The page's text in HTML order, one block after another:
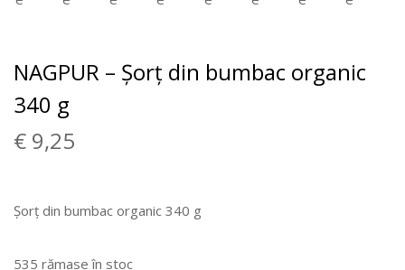
NAGPUR – Șorț din bumbac organic
340 g
€ 9,25
Șorț din bumbac organic 340 g
535 rămase în stoc